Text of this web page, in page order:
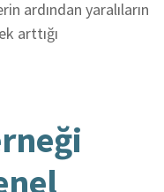
ardından yaralıların
arttığı